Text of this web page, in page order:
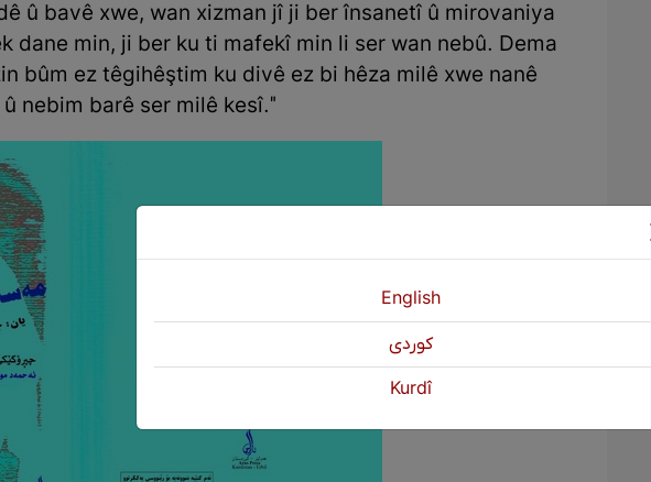
û bavê xwe, wan xizman jî ji ber însanetî û mirovaniya
dane min, ji ber ku ti mafekî min li ser wan nebû. Dema
bûm ez têgihêştim ku divê ez bi hêza milê xwe nanê
nebim barê ser milê kesî."
English
كوردی
Kurdî